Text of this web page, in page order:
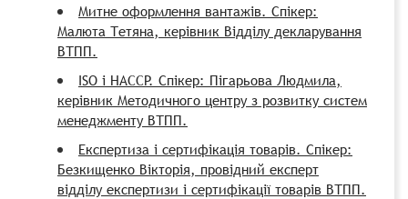
Митне оформлення вантажів. Спікер:
Малюта Тетяна, керівник Відділу декларування
ВТПП.
ISO і HACCP. Спікер: Пігарьова Людмила,
керівник Методичного центру з розвитку систем
менеджменту ВТПП.
Експертиза і сертифікація товарів. Спікер:
Безкищенко Вікторія, провідний експерт
відділу експертизи і сертифікації товарів ВТПП.